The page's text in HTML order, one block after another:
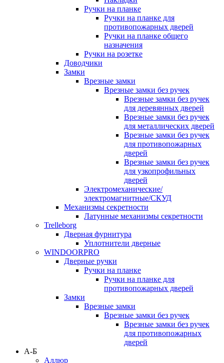
Ручки на планке
Ручки на планке для
противопожарных дверей
Ручки на планке общего
назначения
Ручки на розетке
Доводчики
Замки
Врезные замки
Врезные замки без ручек
Врезные замки без ручек
для деревянных дверей
Врезные замки без ручек
для металлических дверей
Врезные замки без ручек
для противопожарных
дверей
Врезные замки без ручек
для узкопрофильных
дверей
Электромеханические/
электромагнитные/СКУД
Механизмы секретности
Латунные механизмы секретности
Trelleborg
Дверная фурнитура
Уплотнители дверные
WINDOORPRO
Дверные ручки
Ручки на планке
Ручки на планке для
противопожарных дверей
Замки
Врезные замки
Врезные замки без ручек
Врезные замки без ручек
для противопожарных
дверей
А-Б
Аллюр